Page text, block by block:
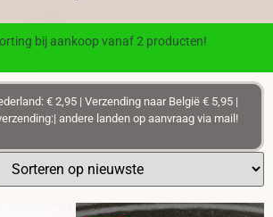
bij aankoop vanaf 2 producten!
€ 2,95 | Verzending naar België € 5,95 |
andere landen op aanvraag via mail!